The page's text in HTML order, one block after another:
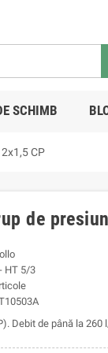
SCHIMB
CP
de
HT 5/3
Debit de până la